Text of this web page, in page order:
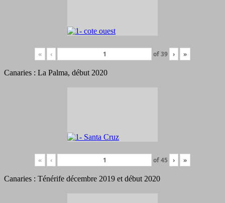
« ‹ of39 › »
Canaries : La Palma, début 2020
« ‹ of45 › »
Canaries : Ténérife décembre 2019 et début 2020